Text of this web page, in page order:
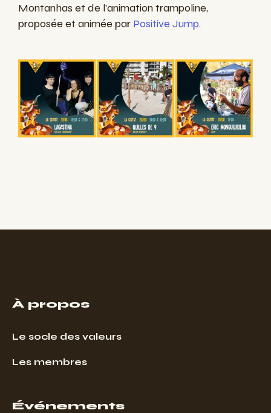
Montanhas et de l'animation trampoline,
proposée et animée par Positive Jump.
À propos
Le socle des valeurs
Les membres
Événements